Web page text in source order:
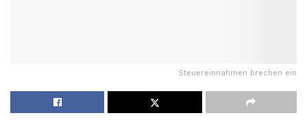
Steuereinnahmen brechen ein